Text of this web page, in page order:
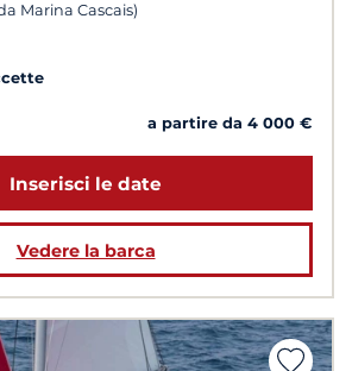
Marina Cascais)
a partire da 4 000 €
Inserisci le date
Vedere la barca